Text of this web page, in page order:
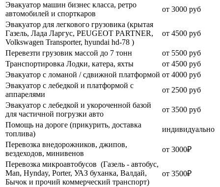
Эвакуатор машин бизнес класса, ретро
автомобилей и спорткаров
от 3000 руб
Эвакуатор для легкового грузовика (крытая
Газель, Лада Ларгус, PEUGEOT PARTNER,
Volkswagen Transporter, hyundai hd-78 )
от 4500 руб
Перевезти грузовик массой до 7 тонн
от 5500 руб
Транспортировка Лодки, катера, яхты
от 4500 руб
Эвакуатор c ломаной / сдвижной платформой от 4000 руб
Эвакуатор с лебедкой и платформой с
аппарелями
от 2500 руб
Эвакуатор с лебедкой и укороченной базой
для частичной погрузки авто
от 3500 руб
Помощь на дороге (прикурить, доставка
топлива)
индивидуально
Перевозка внедорожников, джипов,
вездеходов, минивенов
от 3000₽
Перевозка микроавтобусов (Газель - автобус,
Man, Hynday, Porter, УАЗ буханка, Валдай,
Бычок и прочий коммерческий транспорт)
от 3500₽